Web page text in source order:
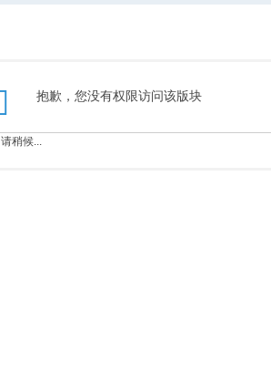
抱歉，您没有权限访问该版块
请稍候...